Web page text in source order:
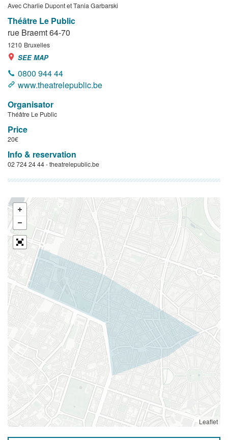
Avec Charlie Dupont et Tania Garbarski
Théâtre Le Public
rue Braemt 64-70
1210 Bruxelles
SEE MAP
0800 944 44
www.theatrelepublic.be
Organisator
Théâtre Le Public
Price
20€
Info & reservation
02 724 24 44 - theatrelepublic.be
Leaflet